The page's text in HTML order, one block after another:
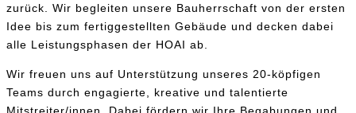
zurück. Wir begleiten unsere Bauherrschaft von der ersten
Idee bis zum fertiggestellten Gebäude und decken dabei
alle Leistungsphasen der HOAI ab.
Wir freuen uns auf Unterstützung unseres 20-köpfigen
Teams durch engagierte, kreative und talentierte